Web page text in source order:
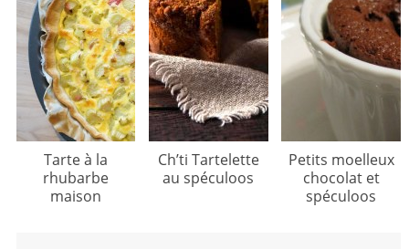
Tarte à la
rhubarbe
maison
Ch’ti Tartelette
au spéculoos
Petits moelleux
chocolat et
spéculoos